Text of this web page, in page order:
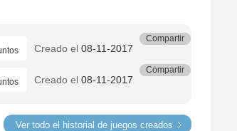
Creado el 08-11-2017
Compartir
Creado el 08-11-2017
Compartir
Ver todo el historial de juegos creados